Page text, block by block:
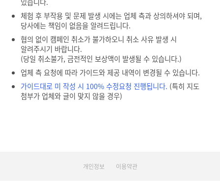
체험 후 부작용 및 문제 발생 시에는 업체 측과 상의하셔야 되며,
당사에는 책임이 없음을 알려드립니다.
협의 없이 캠페인 취소가 불가하오니 취소 사유 발생 시
알려주시기 바랍니다.
(당일 취소불가, 금전적인 보상액이 발생될 수 있습니다.)
업체 측 요청에 따라 가이드와 제공 내역이 변경될 수 있습니다.
가이드대로 미 작성 시 100% 수정요청 진행됩니다. (특히 지도
첨부가 업체와 글이 맞지 않을 경우)
개인정보 이용약관